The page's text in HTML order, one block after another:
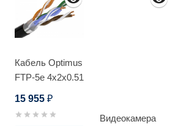
Кабель Optimus
FTP-5e 4x2x0.51
15 955 ₽
Видеокамера